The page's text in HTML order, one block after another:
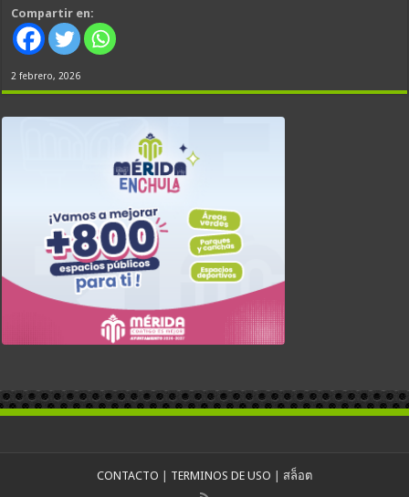
Compartir en:
2 febrero, 2026
CONTACTO TERMINOS DE USO สล็อต